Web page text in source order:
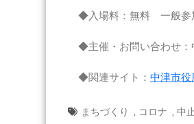
◆入場料：無料 一般参
◆主催・お問い合わせ：
◆関連サイト： 中津市役
まちづくり , コロナ , 中止